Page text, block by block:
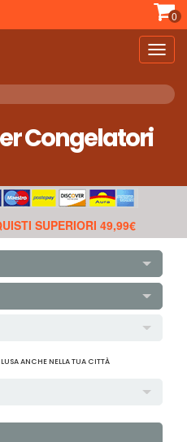
0
Congelatori
SUPERIORI 49,99€
ANCHE NELLA TUA CITTÀ